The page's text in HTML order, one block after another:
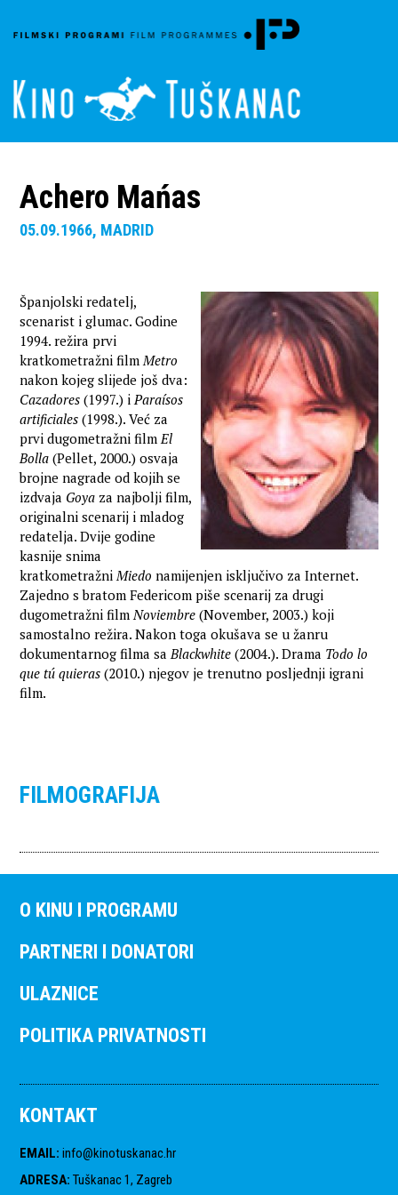
Achero Mańas
05.09.1966, MADRID
Španjolski redatelj,
scenarist i glumac. Godine
1994. režira prvi
kratkometražni filmMetro
nakon kojeg slijede još dva:
Cazadores (1997.) iParaísos
artificiales (1998.). Već za
prvi dugometražni filmEl
Bolla (Pellet, 2000.) osvaja
brojne nagrade od kojih se
izdvaja Goya za najbolji film,
originalni scenarij i mladog
redatelja. Dvije godine
kasnije snima
kratkometražniMiedo namijenjen isključivo za Internet.
Zajedno s bratom Federicom piše scenarij za drugi
dugometražni filmNoviembre (November, 2003.) koji
samostalno režira. Nakon toga okušava se u žanru
dokumentarnog filma saBlackwhite (2004.). Drama Todo lo
que tú quieras (2010.) njegov je trenutno posljednji igrani
film.
FILMOGRAFIJA
O KINU I PROGRAMU
PARTNERI I DONATORI
ULAZNICE
POLITIKA PRIVATNOSTI
KONTAKT
EMAIL: info@kinotuskanac.hr
ADRESA: Tuškanac 1, Zagreb